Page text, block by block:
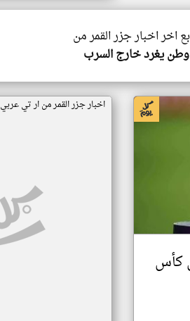
اخر اخبار جزر القمر من
وطن يغرد خارج السرب
كأس
اخبار جزر القمر من ار تي عربي